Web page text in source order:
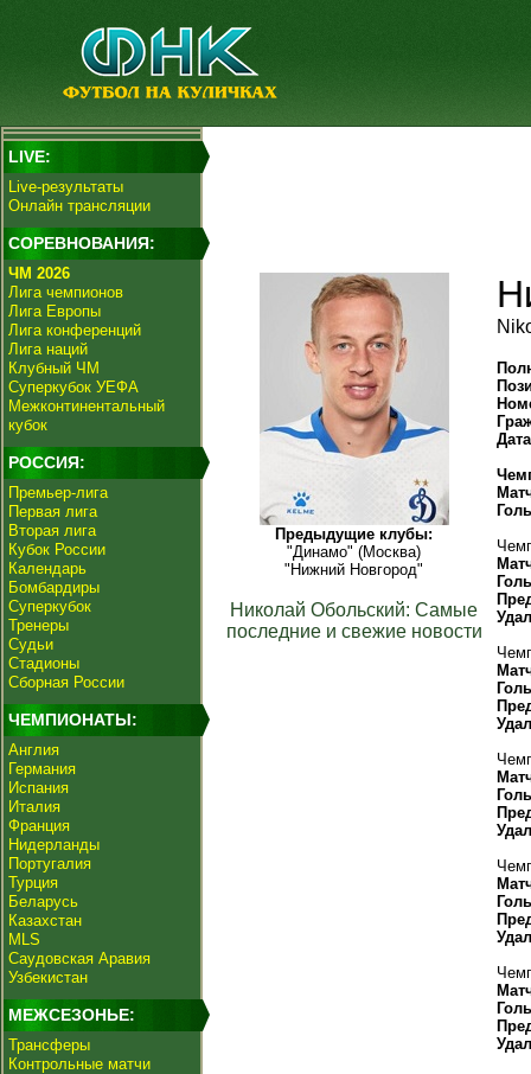
LIVE:
Live-результаты
Онлайн трансляции
СОРЕВНОВАНИЯ:
ЧМ 2026
Лига чемпионов
Лига Европы
Лига конференций
Лига наций
Клубный ЧМ
Суперкубок УЕФА
Межконтинентальный
кубок
РОССИЯ:
Премьер-лига
Первая лига
Вторая лига
Кубок России
Календарь
Бомбардиры
Суперкубок
Тренеры
Судьи
Стадионы
Сборная России
ЧЕМПИОНАТЫ:
Англия
Германия
Испания
Италия
Франция
Нидерланды
Португалия
Турция
Беларусь
Казахстан
MLS
Саудовская Аравия
Узбекистан
МЕЖСЕЗОНЬЕ:
Трансферы
Контрольные матчи
Предыдущие клубы:
"Динамо" (Москва)
"Нижний Новгород"
Николай Обольский: Самые
последние и свежие новости